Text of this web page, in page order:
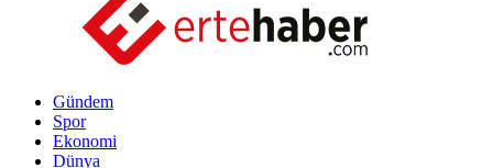
Gündem
Spor
Ekonomi
Dünya